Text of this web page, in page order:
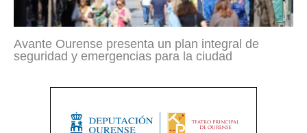
Avante Ourense presenta un plan integral de
seguridad y emergencias para la ciudad